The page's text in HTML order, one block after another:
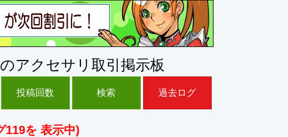
アクセサリ取引掲示板
投稿回数 検索 過去ログ
119を 表示中)